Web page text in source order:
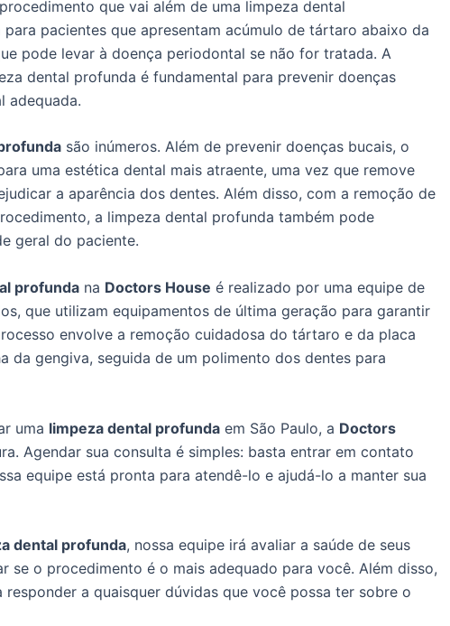
que vai além de uma limpeza dental
pacientes que apresentam acúmulo de tártaro abaixo da
pode levar à doença periodontal se não for tratada. A
dental profunda é fundamental para prevenir doenças
adequada.
são inúmeros. Além de prevenir doenças bucais, o
uma estética dental mais atraente, uma vez que remove
a aparência dos dentes. Além disso, com a remoção de
a limpeza dental profunda também pode
geral do paciente.
profunda na Doctors House é realizado por uma equipe de
que utilizam equipamentos de última geração para garantir
envolve a remoção cuidadosa do tártaro e da placa
da gengiva, seguida de um polimento dos dentes para
uma limpeza dental profunda em São Paulo, a Doctors
Agendar sua consulta é simples: basta entrar em contato
equipe está pronta para atendê-lo e ajudá-lo a manter sua
dental profunda, nossa equipe irá avaliar a saúde de seus
se o procedimento é o mais adequado para você. Além disso,
a quaisquer dúvidas que você possa ter sobre o